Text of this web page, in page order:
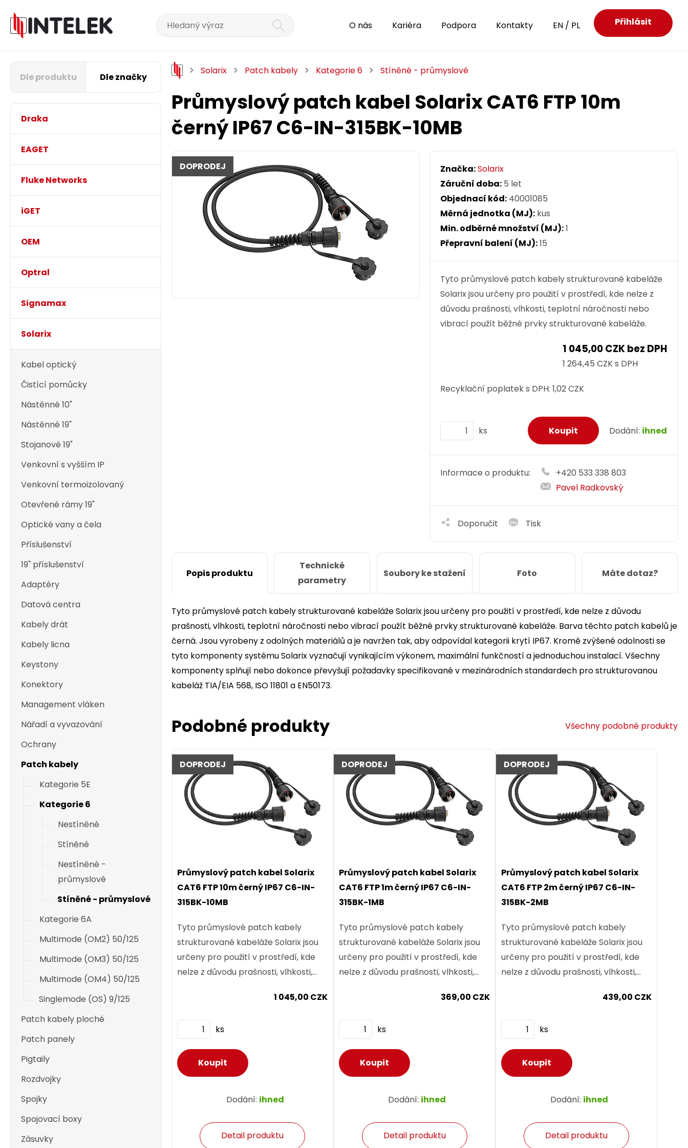
O nás Kariéra Podpora Kontakty EN / PL Přihlásit
Dle produktu Dle značky
Draka
EAGET
Fluke Networks
iGET
OEM
Optral
Signamax
Solarix
Kabel optický
Čistící pomůcky
Nástěnné 10"
Nástěnné 19"
Stojanové 19"
Venkovní s vyšším IP
Venkovní termoizolovaný
Otevřené rámy 19"
Optické vany a čela
Příslušenství
19" příslušenství
Adaptéry
Datová centra
Kabely drát
Kabely licna
Keystony
Konektory
Management vláken
Nářadí a vyvazování
Ochrany
Patch kabely
Kategorie 5E
Kategorie 6
Nestíněné
Stíněné
Nestíněné -
průmyslové
Stíněné - průmyslové
Kategorie 6A
Multimode (OM2) 50/125
Multimode (OM3) 50/125
Multimode (OM4) 50/125
Singlemode (OS) 9/125
Patch kabely ploché
Patch panely
Pigtaily
Rozdvojky
Spojky
Spojovací boxy
Zásuvky
Solarix Patch kabely Kategorie 6 Stíněné - průmyslové
Průmyslový patch kabel Solarix CAT6 FTP 10m
černý IP67 C6-IN-315BK-10MB
DOPRODEJ Značka:Solarix
Záruční doba: 5 let
Objednací kód: 40001085
Měrná jednotka (MJ): kus
Min. odběrné množství (MJ):1
Přepravní balení (MJ):15
Tyto průmyslové patch kabely strukturované kabeláže
Solarix jsou určeny pro použití v prostředí, kde nelze z
důvodu prašnosti, vlhkosti, teplotní náročnosti nebo
vibrací použít běžné prvky strukturované kabeláže.
1 045,00 CZK bez DPH
1 264,45 CZK s DPH
Recyklační poplatek s DPH: 1,02 CZK
ks Dodání: ihned
Informace o produktu:
+420 533 338 803
Pavel Radkovský
Doporučit Tisk
Popis produktu
Technické
parametry
Soubory ke stažení Foto Máte dotaz?
Tyto průmyslové patch kabely strukturované kabeláže Solarix jsou určeny pro použití v prostředí, kde nelze z důvodu
prašnosti, vlhkosti, teplotní náročnosti nebo vibrací použít běžné prvky strukturované kabeláže. Barva těchto patch kabelů je
černá. Jsou vyrobeny z odolných materiálů a je navržen tak, aby odpovídal kategorii krytí IP67. Kromě zvýšené odolnosti se
tyto komponenty systému Solarix vyznačují vynikajícím výkonem, maximální funkčností a jednoduchou instalací. Všechny
komponenty splňují nebo dokonce převyšují požadavky specifikované v mezinárodních standardech pro strukturovanou
kabeláž TIA/EIA 568, ISO 11801 a EN50173.
Podobné produkty Všechny podobné produkty
DOPRODEJ
Průmyslový patch kabel Solarix
CAT6 FTP 10m černý IP67 C6-IN-
315BK-10MB
Tyto průmyslové patch kabely
strukturované kabeláže Solarix jsou
určeny pro použití v prostředí, kde
nelze z důvodu prašnosti, vlhkosti,
1 045,00 CZK
ks
Dodání: ihned
Detail produktu
DOPRODEJ
Průmyslový patch kabel Solarix
CAT6 FTP 1m černý IP67 C6-IN-
315BK-1MB
Tyto průmyslové patch kabely
strukturované kabeláže Solarix jsou
určeny pro použití v prostředí, kde
nelze z důvodu prašnosti, vlhkosti,
369,00 CZK
ks
Dodání: ihned
Detail produktu
DOPRODEJ
Průmyslový patch kabel Solarix
CAT6 FTP 2m černý IP67 C6-IN-
315BK-2MB
Tyto průmyslové patch kabely
strukturované kabeláže Solarix jsou
určeny pro použití v prostředí, kde
nelze z důvodu prašnosti, vlhkosti,
439,00 CZK
ks
Dodání: ihned
Detail produktu